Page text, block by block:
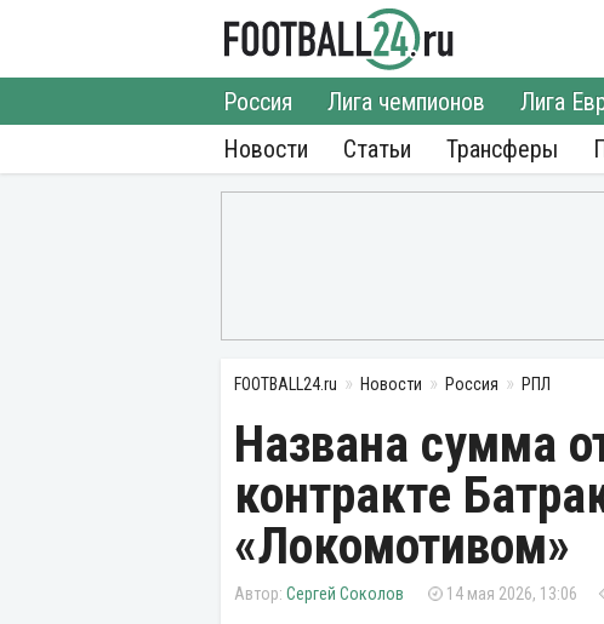
Новости
Россия Лига чемпионов Лига
Статьи
Трансферы
FOOTBALL24.ru Новости Россия РПЛ
Названа сумма
контракте
«Локомотивом»
Сергей Соколов 14 мая 2026, 13:06